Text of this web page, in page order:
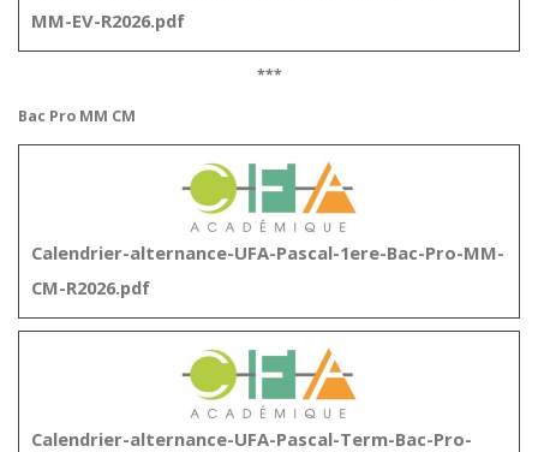
MM-EV-R2026.pdf
***
Bac Pro MM CM
Calendrier-alternance-UFA-Pascal-1ere-Bac-Pro-MM-
CM-R2026.pdf
Calendrier-alternance-UFA-Pascal-Term-Bac-Pro-